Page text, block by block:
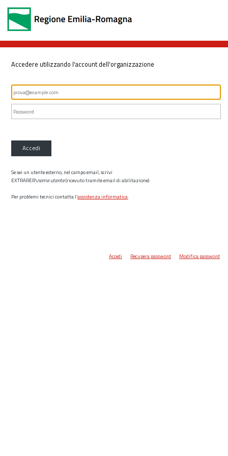
Accedere utilizzando l'account dell'organizzazione
Accedi
Se sei un utente esterno, nel campo email, scrivi
EXTRARER\nome utente(ricevuto tramite email di abilitazione)
Per problemi tecnici contatta l’assistenza informatica.
Accedi Recupera password Modifica password